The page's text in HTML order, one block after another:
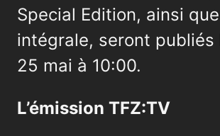
Special Edition, ainsi
intégrale, seront publiés
25 mai à 10:00.
L’émission TFZ:TV